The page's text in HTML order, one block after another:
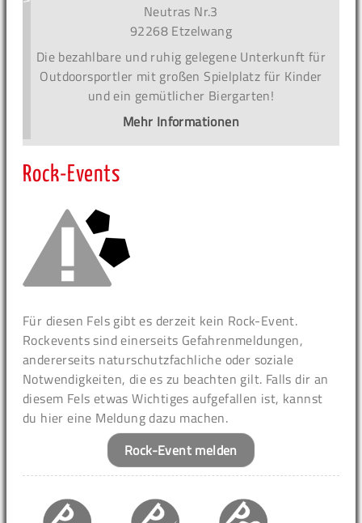
Neutras Nr.3
92268 Etzelwang
Die bezahlbare und ruhig gelegene Unterkunft für
Outdoorsportler mit großen Spielplatz für Kinder
und ein gemütlicher Biergarten!
Mehr Informationen
Rock-Events
Für diesen Fels gibt es derzeit kein Rock-Event.
Rockevents sind einerseits Gefahrenmeldungen,
andererseits naturschutzfachliche oder soziale
Notwendigkeiten, die es zu beachten gilt. Falls dir an
diesem Fels etwas Wichtiges aufgefallen ist, kannst
du hier eine Meldung dazu machen.
Rock-Event melden